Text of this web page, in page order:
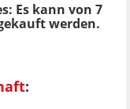
Es kann von 7
werden.
: